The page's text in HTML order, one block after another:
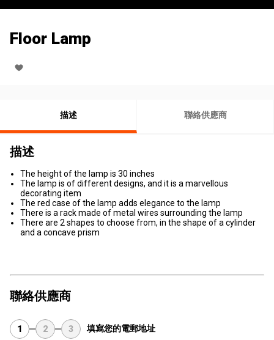
Floor Lamp
描述 聯絡供應商
描述
The height of the lamp is 30 inches
The lamp is of different designs, and it is a marvellous
decorating item
The red case of the lamp adds elegance to the lamp
There is a rack made of metal wires surrounding the lamp
There are 2 shapes to choose from, in the shape of a cylinder
and a concave prism
聯絡供應商
1 2 3 填寫您的電郵地址